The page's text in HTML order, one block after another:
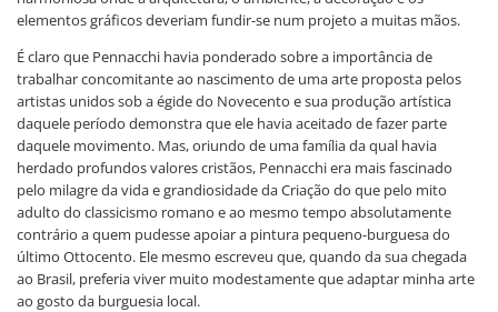
elementos gráficos deveriam fundir-se num projeto a muitas mãos.
É claro que Pennacchi havia ponderado sobre a importância de
trabalhar concomitante ao nascimento de uma arte proposta pelos
artistas unidos sob a égide do Novecento e sua produção artística
daquele período demonstra que ele havia aceitado de fazer parte
daquele movimento. Mas, oriundo de uma família da qual havia
herdado profundos valores cristãos, Pennacchi era mais fascinado
pelo milagre da vida e grandiosidade da Criação do que pelo mito
adulto do classicismo romano e ao mesmo tempo absolutamente
contrário a quem pudesse apoiar a pintura pequeno-burguesa do
último Ottocento. Ele mesmo escreveu que, quando da sua chegada
ao Brasil, preferia viver muito modestamente que adaptar minha arte
ao gosto da burguesia local.